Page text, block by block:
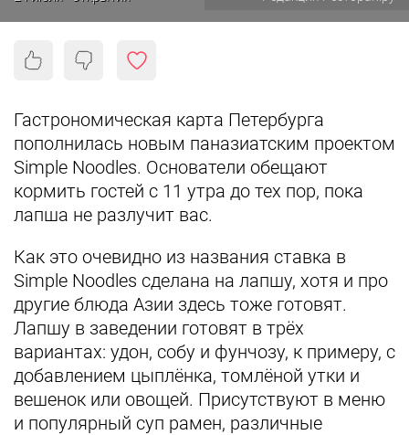
Гастрономическая карта Петербурга
пополнилась новым паназиатским проектом
Simple Noodles. Основатели обещают
кормить гостей с 11 утра до тех пор, пока
лапша не разлучит вас.
Как это очевидно из названия ставка в
Simple Noodles сделана на лапшу, хотя и про
другие блюда Азии здесь тоже готовят.
Лапшу в заведении готовят в трёх
вариантах: удон, собу и фунчозу, к примеру, с
добавлением цыплёнка, томлёной утки и
вешенок или овощей. Присутствуют в меню
и популярный суп рамен, различные